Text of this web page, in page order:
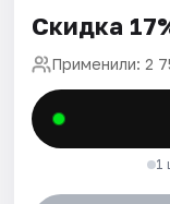
Скидка
Применили: 2
1